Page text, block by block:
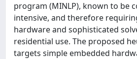
program (MINLP), known to be
intensive, and therefore
hardware and sophisticated
residential use. The proposed
targets simple embedded